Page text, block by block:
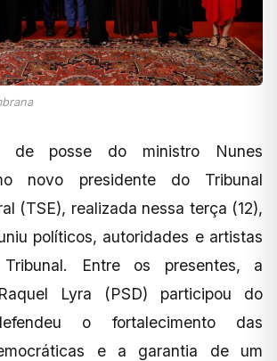
de posse do ministro Nunes
novo presidente do Tribunal
(TSE), realizada nessa terça (12),
políticos, autoridades e artistas
Entre os presentes, a
Lyra (PSD) participou do
o fortalecimento das
e a garantia de um